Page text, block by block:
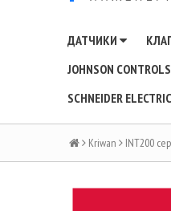
ДАТЧИКИ
JOHNSON CONTROLS
SCHNEIDER ELECTRIC
Kriwan INT200